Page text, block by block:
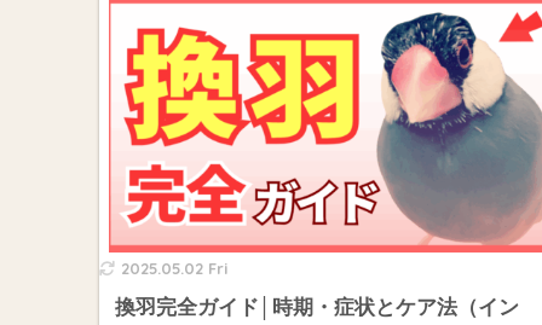
2025.05.02 Fri
換羽完全ガイド│時期・症状とケア法（イン